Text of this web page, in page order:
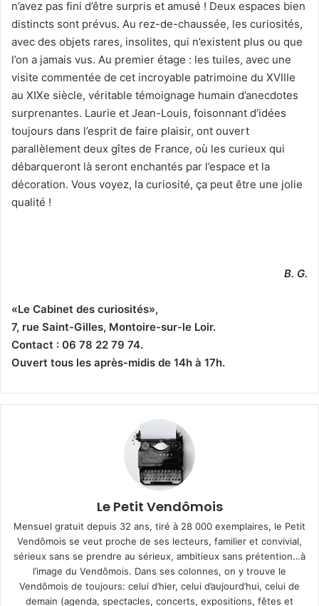
n’avez pas fini d’être surpris et amusé ! Deux espaces bien
distincts sont prévus. Au rez-de-chaussée, les curiosités,
avec des objets rares, insolites, qui n’existent plus ou que
l’on a jamais vus. Au premier étage : les tuiles, avec une
visite commentée de cet incroyable patrimoine du XVIIIe
au XIXe siècle, véritable témoignage humain d’anecdotes
surprenantes. Laurie et Jean-Louis, foisonnant d’idées
toujours dans l’esprit de faire plaisir, ont ouvert
parallèlement deux gîtes de France, où les curieux qui
débarqueront là seront enchantés par l’espace et la
décoration. Vous voyez, la curiosité, ça peut être une jolie
qualité !
B. G.
«Le Cabinet des curiosités»,
7, rue Saint-Gilles, Montoire-sur-le Loir.
Contact : 06 78 22 79 74.
Ouvert tous les après-midis de 14h à 17h.
Le Petit Vendômois
Mensuel gratuit depuis 32 ans, tiré à 28 000 exemplaires, le Petit
Vendômois se veut proche de ses lecteurs, familier et convivial,
sérieux sans se prendre au sérieux, ambitieux sans prétention…à
l’image du Vendômois. Dans ses colonnes, on y trouve le
Vendômois de toujours: celui d’hier, celui d’aujourd’hui, celui de
demain (agenda, spectacles, concerts, expositions, fêtes et